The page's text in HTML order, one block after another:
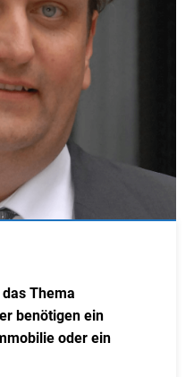
Thema
benötigen ein
oder ein